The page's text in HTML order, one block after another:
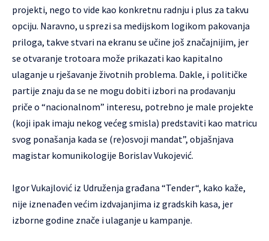
projekti, nego to vide kao konkretnu radnju i plus za takvu
opciju. Naravno, u sprezi sa medijskom logikom pakovanja
priloga, takve stvari na ekranu se učine još značajnijim, jer
se otvaranje trotoara može prikazati kao kapitalno
ulaganje u rješavanje životnih problema. Dakle, i političke
partije znaju da se ne mogu dobiti izbori na prodavanju
priče o “nacionalnom” interesu, potrebno je male projekte
(koji ipak imaju nekog većeg smisla) predstaviti kao matricu
svog ponašanja kada se (re)osvoji mandat”, objašnjava
magistar komunikologije Borislav Vukojević.
Igor Vukajlović iz Udruženja građana “Tender“, kako kaže,
nije iznenađen većim izdvajanjima iz gradskih kasa, jer
izborne godine znače i ulaganje u kampanje.